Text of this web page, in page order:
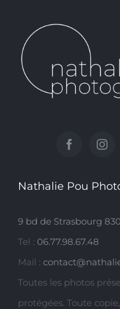
Nathalie Pou
9 bd de Strasbourg
Tel : 06.77.98.67.48
Mail :
Toutes les photos
protégées. Toute